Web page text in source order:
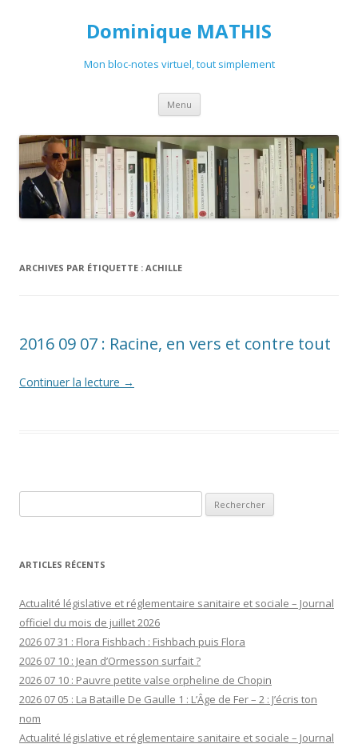
Dominique MATHIS
Mon bloc-notes virtuel, tout simplement
Menu Aller
contenu
ARCHIVES PAR ÉTIQUETTE : ACHILLE
2016 09 07 : Racine, en vers et contre tout
Continuer la lecture →
ARTICLES RÉCENTS
Actualité législative et réglementaire sanitaire et sociale – Journal
officiel du mois de juillet 2026
2026 07 31 : Flora Fishbach : Fishbach puis Flora
2026 07 10 : Jean d’Ormesson surfait ?
2026 07 10 : Pauvre petite valse orpheline de Chopin
2026 07 05 : La Bataille De Gaulle 1 : L’Âge de Fer – 2 : J’écris ton
nom
Actualité législative et réglementaire sanitaire et sociale – Journal